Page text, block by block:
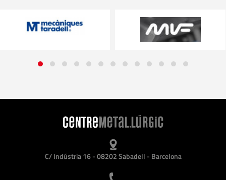
C/ Indústria 16 - 08202 Sabadell - Barcelona